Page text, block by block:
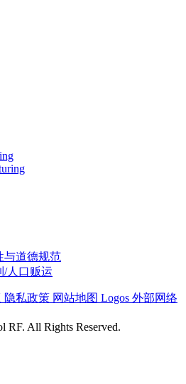
与道德规范
/人口贩运
隐私政策 网站地图 Logos 外部网络
RF. All Rights Reserved.